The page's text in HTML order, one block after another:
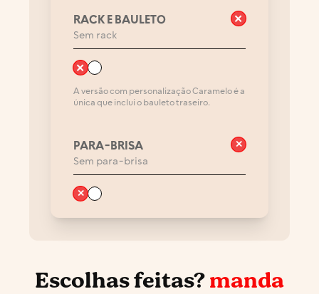
RACK E BAULETO
Sem rack
✕
✕
A versão com personalização Caramelo é a
única que inclui o bauleto traseiro.
PARA-BRISA
Sem para-brisa
✕
✕
Escolhas feitas?manda